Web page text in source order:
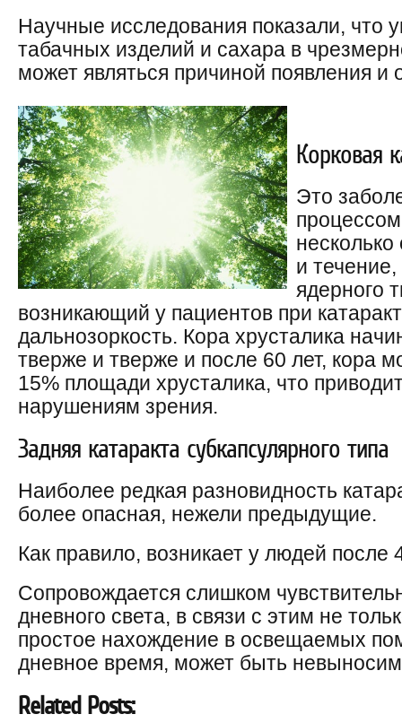
Научные исследования показали, что
табачных изделий и сахара в
может являться причиной появления и
Корковая
Это
и
ядерного
возникающий у пациентов при
дальнозоркость. Кора хрусталика
тверже и тверже и после 60 лет, кора
15% площади хрусталика, что
нарушениям зрения.
Задняя катаракта субкапсулярного типа
Наиболее редкая разновидность
более опасная, нежели предыдущие.
Как правило, возникает у людей после
Сопровождается слишком
дневного света, в связи с этим не
простое нахождение в освещаемых
дневное время, может быть
Related Posts: